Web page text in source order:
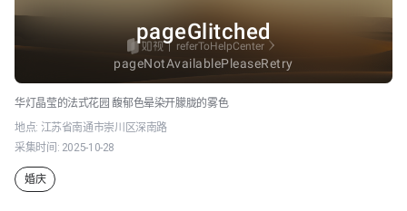
华灯晶莹的法式花园 馥郁色晕染开朦胧的雾色
地点: 江苏省南通市崇川区深南路
采集时间: 2025-10-28
婚庆